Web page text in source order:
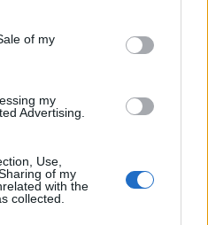
of my
my
Advertising.
Use,
of my
with the
collected.
τον κ. Μενουδάκο
εν εξελίξει έρευνα
on X Bluesky